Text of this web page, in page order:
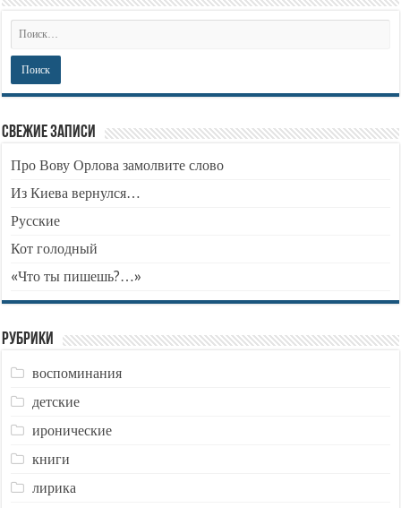
Свежие записи
Про Вову Орлова замолвите слово
Из Киева вернулся…
Русские
Кот голодный
«Что ты пишешь?…»
Рубрики
воспоминания
детские
иронические
книги
лирика